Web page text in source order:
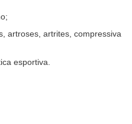
artroses, artrites, compressiva
esportiva.